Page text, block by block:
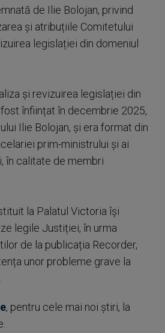
de Ilie Bolojan, privind
și atribuțiile Comitetului
legislației din domeniul
și revizuirea legislației din
înființat în decembrie 2025,
Ilie Bolojan, și era format din
prim-ministrului și ai
în calitate de membri
la Palatul Victoria își
legile Justiției, în urma
de la publicația Recorder,
unor probleme grave la
, pentru cele mai noi știri, la